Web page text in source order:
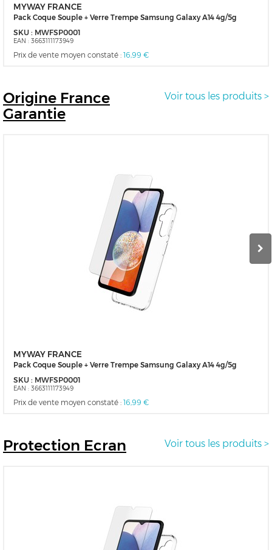
MYWAY FRANCE
Pack Coque Souple + Verre Trempe Samsung Galaxy A14 4g/5g
SKU : MWFSP0001
EAN : 3663111173949
Prix de vente moyen constaté : 16,99 €
Voir tous les produits >
Origine France
Garantie
MYWAY FRANCE
Pack Coque Souple + Verre Trempe Samsung Galaxy A14 4g/5g
SKU : MWFSP0001
EAN : 3663111173949
Prix de vente moyen constaté : 16,99 €
Voir tous les produits >
Protection Ecran